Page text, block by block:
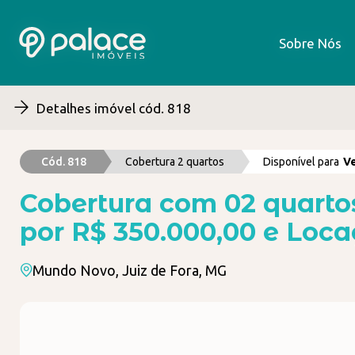
Sobre Nós
Sobre Nós
Detalhes imóvel cód. 818
Cód. 818 Cobertura 2 quartos Disponível para
Cobertura com 02
por R$ 350.000,00 e
Mundo Novo, Juiz de Fora, MG